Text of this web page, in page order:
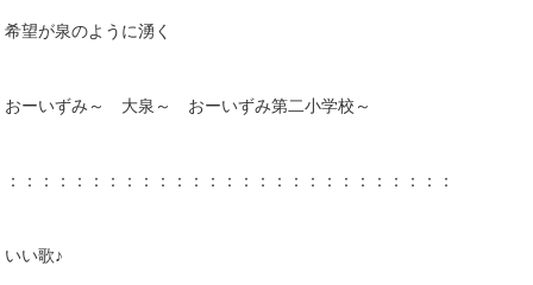
希望が泉のように湧く
おーいずみ～ 大泉～ おーいずみ第二小学校～
：：：：：：：：：：：：：：：：：：：：：：：：：：：
いい歌♪